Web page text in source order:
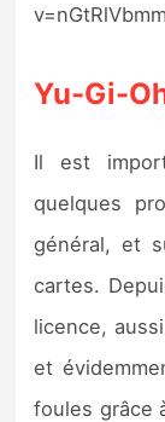
Yu-Gi-
Il est
quelques
général, et
cartes.
licence,
et
foules grâce